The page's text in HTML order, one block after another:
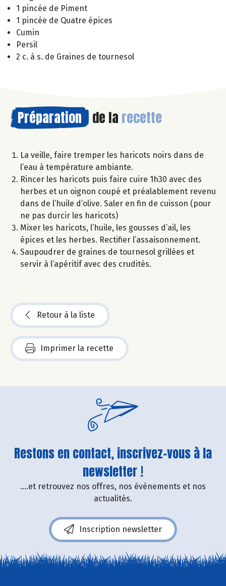
1 pincée de Piment
1 pincée de Quatre épices
Cumin
Persil
2 c. à s. de Graines de tournesol
Préparation de la recette
La veille, faire tremper les haricots noirs dans de
l’eau à température ambiante.
Rincer les haricots puis faire cuire 1h30 avec des
herbes et un oignon coupé et préalablement revenu
dans de l’huile d’olive. Saler en fin de cuisson (pour
ne pas durcir les haricots)
Mixer les haricots, l’huile, les gousses d’ail, les
épices et les herbes. Rectifier l’assaisonnement.
Saupoudrer de graines de tournesol grillées et
servir à l’apéritif avec des crudités.
Retour à la liste
Imprimer la recette
Restons en contact, inscrivez-vous à la
newsletter !
....et retrouvez nos offres, nos événements et nos
actualités.
Inscription newsletter